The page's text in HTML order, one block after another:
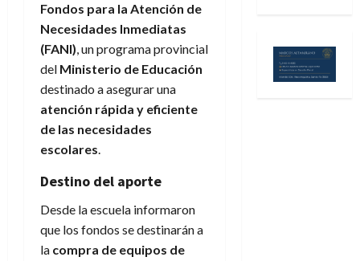
Fondos para la Atención de
Necesidades Inmediatas
(FANI), un programa provincial
del Ministerio de Educación
destinado a asegurar una
atención rápida y eficiente
de las necesidades
escolares.
Destino del aporte
Desde la escuela informaron
que los fondos se destinarán a
la compra de equipos de